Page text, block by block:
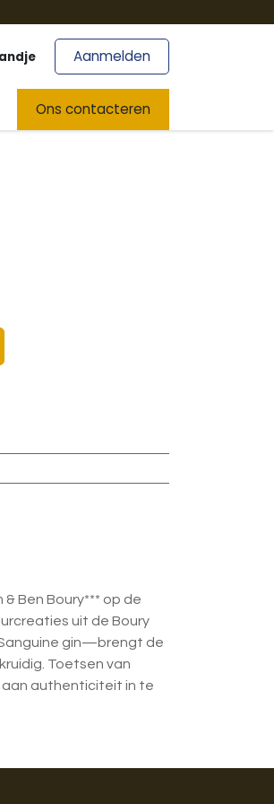
Aanmelden
Ons contacteren
Ben Boury*** op de
uit de Boury
gin—brengt de
Toetsen van
aan authenticiteit in te